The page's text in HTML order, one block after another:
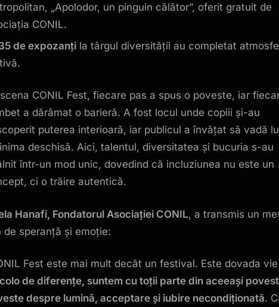
„Apolodor, un pinguin călător”, oferit gratuit de
CONIL.
de expozanți la târgul diversității au completat
CONIL Fest, fiecare pas a spus o poveste, iar
a dărâmat o barieră. A fost locul unde copiii și-au
puterea interioară, iar publicul a învățat să vadă
deschisă. Aici, talentul, diversitatea și bucuria s-au
într-un mod unic, dovedind că incluziunea nu este un
ci o trăire autentică.
Hanafi, Fondatorul Asociației CONIL, a transmis un
de speranță și emoție:
Fest este mai mult decât un festival. Este dovada
de diferențe, suntem cu toții parte din aceeași
despre lumină, acceptare și iubire necondiționată.